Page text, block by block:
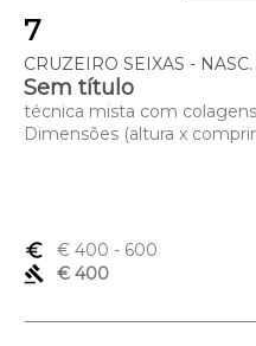
7
CRUZEIRO SEIXAS - NASC.
Sem título
técnica mista com
Dimensões (altura x
euro_symbol € 400 - 600
gavel
€ 400